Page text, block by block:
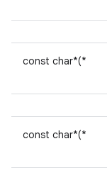
const char*(*
const char*(*